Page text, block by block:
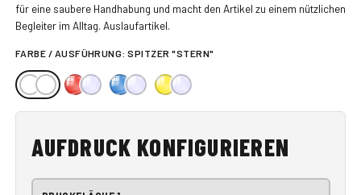
für eine saubere Handhabung und macht den Artikel zu einem nützlichen
Begleiter im Alltag. Auslaufartikel.
FARBE / AUSFÜHRUNG:SPITZER "STERN"
AUFDRUCK KONFIGURIEREN